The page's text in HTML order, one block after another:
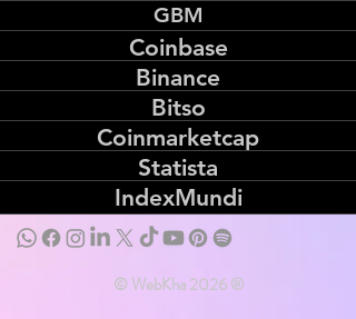
GBM
Coinbase
Binance
Bitso
Coinmarketcap
Statista
IndexMundi
© WebKha 2026 ®